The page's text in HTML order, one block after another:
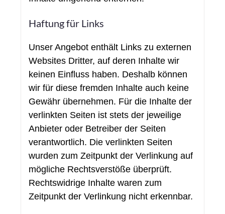
Haftung für Links
Unser Angebot enthält Links zu externen
Websites Dritter, auf deren Inhalte wir
keinen Einfluss haben. Deshalb können
wir für diese fremden Inhalte auch keine
Gewähr übernehmen. Für die Inhalte der
verlinkten Seiten ist stets der jeweilige
Anbieter oder Betreiber der Seiten
verantwortlich. Die verlinkten Seiten
wurden zum Zeitpunkt der Verlinkung auf
mögliche Rechtsverstöße überprüft.
Rechtswidrige Inhalte waren zum
Zeitpunkt der Verlinkung nicht erkennbar.